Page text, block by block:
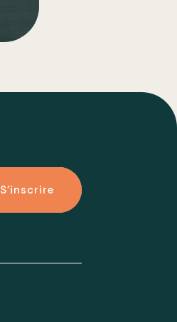
S'inscrire